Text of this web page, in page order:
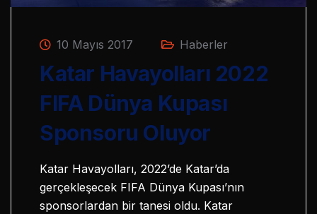
10 Mayıs 2017 Haberler
Katar Havayolları 2022
FIFA Dünya Kupası
Sponsoru Oluyor
Katar Havayolları, 2022’de Katar’da
gerçekleşecek FIFA Dünya Kupası’nın
sponsorlardan bir tanesi oldu. Katar